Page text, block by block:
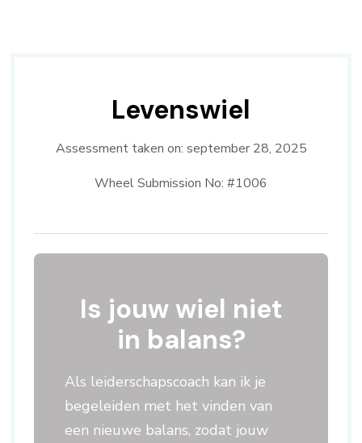
Levenswiel
Assessment taken on: september 28, 2025
Wheel Submission No: #1006
Is jouw wiel niet
in balans?
Als leiderschapscoach kan ik je
begeleiden met het vinden van
een nieuwe balans, zodat jouw